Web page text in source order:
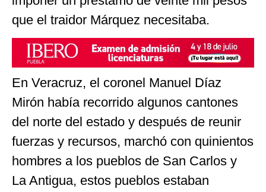
que el traidor Márquez necesitaba.
En Veracruz, el coronel Manuel Díaz
Mirón había recorrido algunos cantones
del norte del estado y después de reunir
fuerzas y recursos, marchó con quinientos
hombres a los pueblos de San Carlos y
La Antigua, estos pueblos estaban